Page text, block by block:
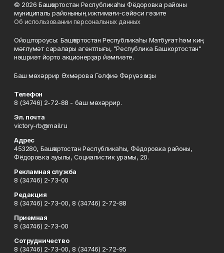
© 2026 Башҡортостан Республикаһы Фёдоровка районы
муниципаль районының ижтимағи-сәйәси гәзите
Об использовании персональных данных
Ойоштороусы: Башҡортостан Республикаһы Матбуғат һәм киң
мәғлүмәт саралары агентлығы, "Республика Башкортостан"
нәшриәт йорто акционерҙар йәмғиәте.
Баш мөхәррир Әхмәрова Гөлфиә Фәрүәз ҡыҙы
Телефон
8 (34746) 2-72-88 - баш мөхәррир.
Эл. почта
victory-rb@mail.ru
Адрес
453280, Башҡортостан Республикаһы, Фёдоровка районы,
Фёдоровка ауылы, Социалистик урамы, 20.
Рекламная служба
8 (34746) 2-73-00
Редакция
8 (34746) 2-73-00, 8 (34746) 2-72-88
Приемная
8 (34746) 2-73-00
Сотрудничество
8 (34746) 2-73-00, 8 (34746) 2-72-95